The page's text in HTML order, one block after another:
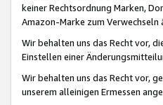
keiner Rechtsordnung Marken,
Amazon-Marke zum Verwechseln
Wir behalten uns das Recht vor,
Einstellen einer
Wir behalten uns das Recht vor,
unserem alleinigen Ermessen